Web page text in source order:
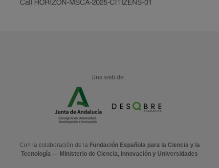
Una web de:
Con la colaboración de la Fundación Española para la Ciencia y la
Tecnología — Ministerio de Ciencia, Innovación y Universidades